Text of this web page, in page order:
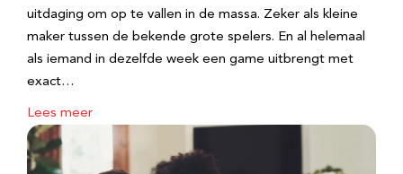
uitdaging om op te vallen in de massa. Zeker als kleine
maker tussen de bekende grote spelers. En al helemaal
als iemand in dezelfde week een game uitbrengt met
exact…
Lees meer